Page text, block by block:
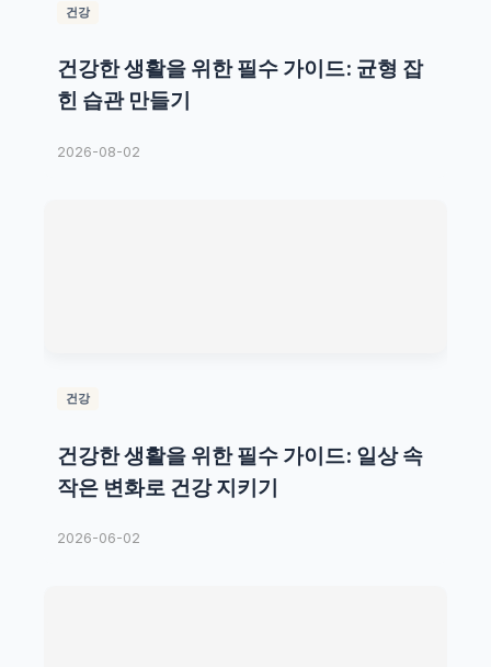
건강
건강한 생활을 위한 필수 가이드: 균형 잡
힌 습관 만들기
2026-08-02
건강
건강한 생활을 위한 필수 가이드: 일상 속
작은 변화로 건강 지키기
2026-06-02